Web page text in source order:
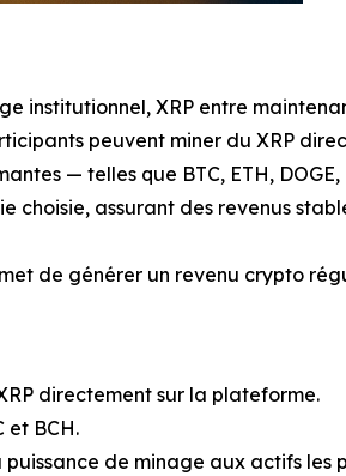
institutionnel, XRP entre
peuvent miner du XRP
— telles que BTC, ETH,
choisie, assurant des revenus
de générer un revenu crypto
directement sur la plateforme.
et BCH.
de minage aux actifs les